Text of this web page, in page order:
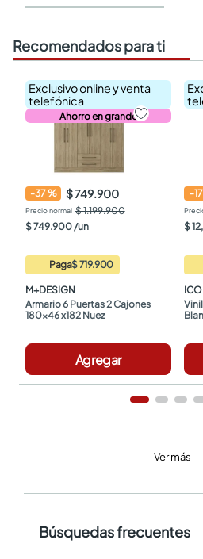
Recomendados para ti
Exclusivo online y venta
telefónica
Ahorro en grande
-37% $ 749.900
$ 1.199.900
$749.900/un
Paga$ 719.900
M+DESIGN
Armario 6 Puertas 2 Cajones
180x46 x182 Nuez
Agregar
-17
$12,
ICO
Ver más
Búsquedas frecuentes